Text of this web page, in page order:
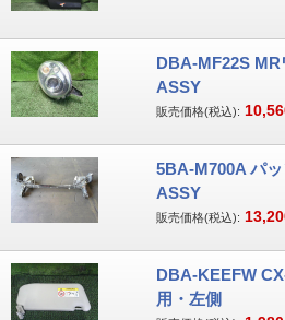
DBA-MF22S
ASSY
販売価格(税込):
5BA-M700A パ
ASSY
販売価格(税込):
DBA-KEEFW
用・左側